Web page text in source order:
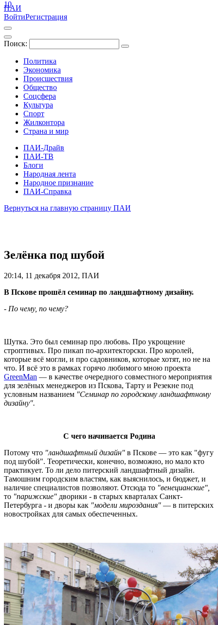
ПАИ
ВойтиРегистрация
Поиск:
Политика
Экономика
Происшествия
Общество
Соцсфера
Культура
Спорт
Жилконтора
Страна и мир
ПАИ-Драйв
ПАИ-ТВ
Блоги
Народная лента
Народное признание
ПАИ-Справка
10
Вернуться на главную страницу ПАИ
Зелёнка под шубой
20:14, 11 декабря 2012, ПАИ
В Пскове прошёл семинар по ландшафтному дизайну.
- По чему, по чему?
Шутка. Это был семинар про любовь. Про укрощение
строптивых. Про пикап по-архитекторски. Про королей,
которые всё могли, и про садовников, которые хотят, но не на
что. И всё это в рамках горячо любимого мною проекта
GreenMan — в качестве очередного совместного мероприятия
для зелёных менеджеров из Пскова, Тарту и Резекне под
условным названием "Семинар по городскому ландшафтному
дизайну".
С чего начинается Родина
Потому что "ландшафтный дизайн" в Пскове — это как "фугу
под шубой". Теоретически, конечно, возможно, но мало кто
практикует. То ли дело питерский ландшафтный дизайн.
Тамошним городским властям, как выяснилось, и бюджет, и
наличие специалистов позволяют. Отсюда то "венецианские",
то "парижские" дворики - в старых кварталах Санкт-
Петербурга - и дворы как "модели мироздания" — в питерских
новостройках для самых обеспеченных.